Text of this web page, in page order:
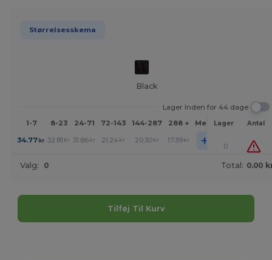
Størrelsesskema
Black
Lager Inden for 44 dage
1-7
8-23 24-71 72-143 144-287 288 + MereLager Antal
34.77kr 32.81 kr 31.86 kr 21.24 kr 20.30 kr 17.39 kr + 0
Valg: 0 Total: 0.00
Tilføj Til Kurv